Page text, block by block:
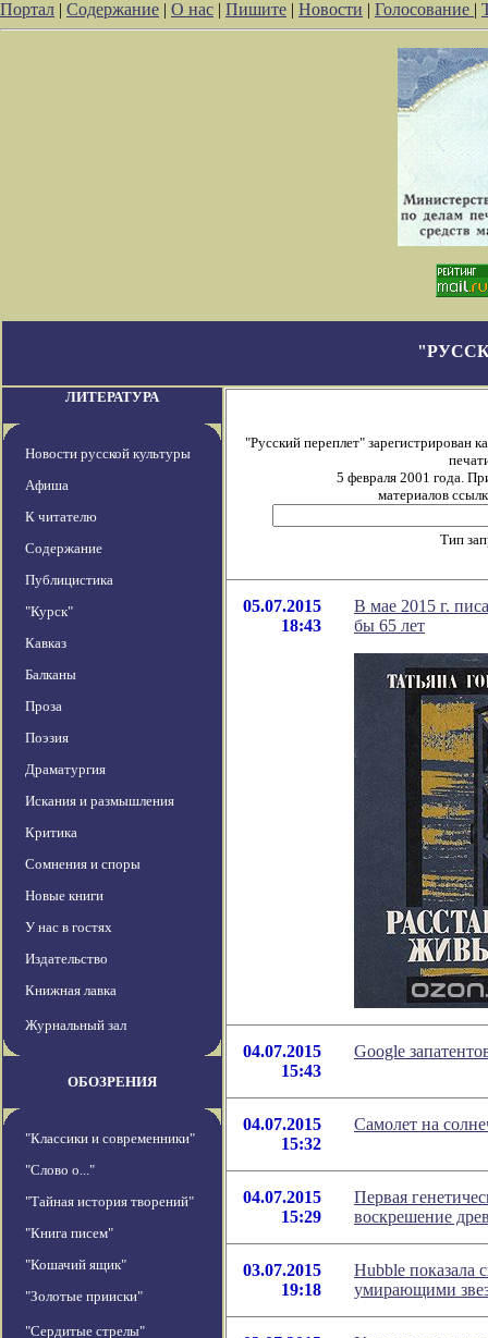
Портал | Содержание | О нас | Пишите | Новости | Голосование |
ЛИТЕРАТУРА
Новости русской культуры
Афиша
К читателю
Содержание
Публицистика
"Курск"
Кавказ
Балканы
Проза
Поэзия
Драматургия
Искания и размышления
Критика
Сомнения и споры
Новые книги
У нас в гостях
Издательство
Книжная лавка
Журнальный зал
ОБОЗРЕНИЯ
"Классики и современники"
"Слово о..."
"Тайная история творений"
"Книга писем"
"Кошачий ящик"
"Золотые прииски"
"Сердитые стрелы"
"Русский переплет" зарегистрирован
5 февраля 2001 года.
материалов
Тип
05.07.2015
18:43
В мае 2015 г.
бы 65 лет
04.07.2015
15:43
Google
04.07.2015
15:32
Самолет на
04.07.2015
15:29
Первая
воскрешение
03.07.2015
19:18
Hubble показала
умирающими